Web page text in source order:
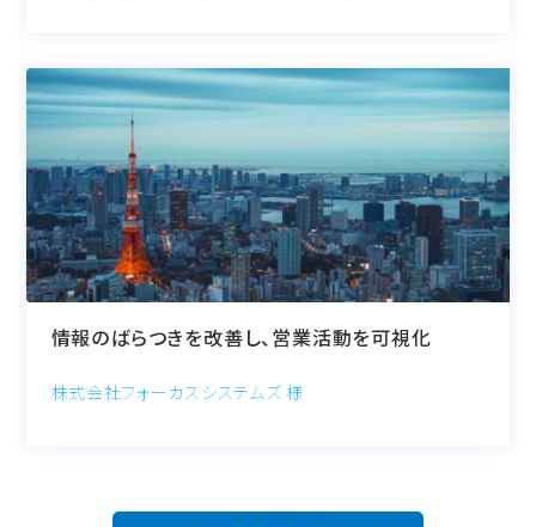
情報のばらつきを改善し、営業活動を可視化
株式会社フォーカスシステムズ 様